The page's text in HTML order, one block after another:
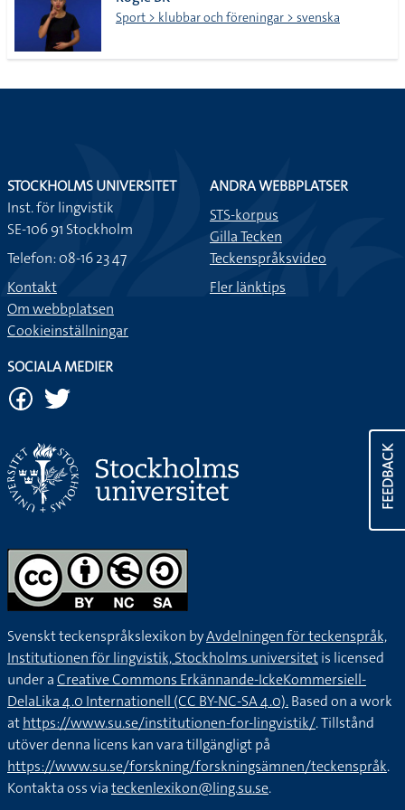
lista
Sport > klubbar och föreningar > svenska
FEEDBACK
STOCKHOLMS UNIVERSITET
Inst. för lingvistik
SE-106 91 Stockholm
Telefon: 08-16 23 47
Kontakt
Om webbplatsen
Cookieinställningar
ANDRA WEBBPLATSER
STS-korpus
Gilla Tecken
Teckenspråksvideo
Fler länktips
SOCIALA MEDIER
Svenskt teckenspråkslexikon byAvdelningen för teckenspråk,
Institutionen för lingvistik, Stockholms universitetis licensed
under aCreative Commons Erkännande-IckeKommersiell-
DelaLika 4.0 Internationell (CC BY-NC-SA 4.0).Based on a work
athttps://www.su.se/institutionen-for-lingvistik/. Tillstånd
utöver denna licens kan vara tillgängligt på
https://www.su.se/forskning/forskningsämnen/teckenspråk.
Kontakta oss viateckenlexikon@ling.su.se.